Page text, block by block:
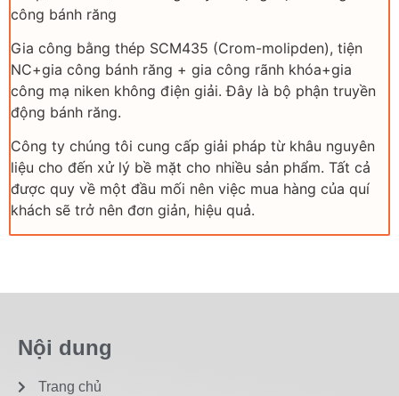
công bánh răng
Gia công bằng thép SCM435 (Crom-molipden), tiện
NC+gia công bánh răng + gia công rãnh khóa+gia
công mạ niken không điện giải. Đây là bộ phận truyền
động bánh răng.
Công ty chúng tôi cung cấp giải pháp từ khâu nguyên
liệu cho đến xử lý bề mặt cho nhiều sản phẩm. Tất cả
được quy về một đầu mối nên việc mua hàng của quí
khách sẽ trở nên đơn giản, hiệu quả.
Nội dung
Trang chủ